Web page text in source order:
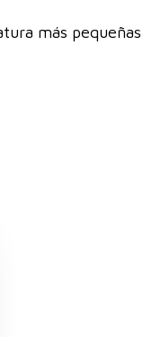
más